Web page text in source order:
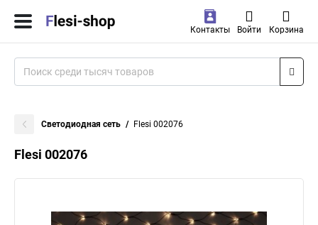
Контакты Войти Корзина
Светодиодная сеть Flesi 002076
Flesi 002076